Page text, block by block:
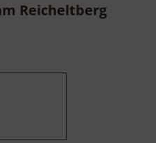
Reicheltberg